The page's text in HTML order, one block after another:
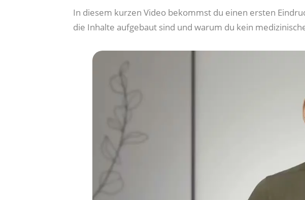
In diesem kurzen Video bekommst du einen ersten
die Inhalte aufgebaut sind und warum du kein